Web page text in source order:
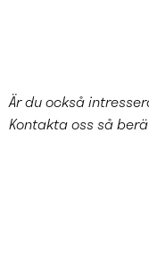
Är du också
Kontakta oss så